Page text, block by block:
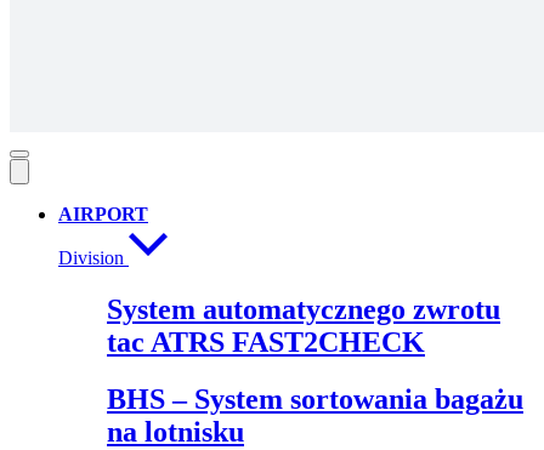
AIRPORT
Division
System automatycznego zwrotu
tac ATRS FAST2CHECK
BHS – System sortowania bagażu
na lotnisku